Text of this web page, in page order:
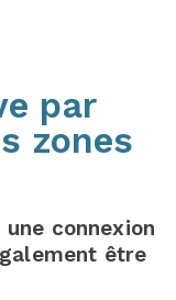
par
zones
connexion
être